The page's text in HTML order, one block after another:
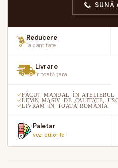
SUNĂ
Reducere
la cantitate
Livrare
în toată țara
FĂCUT MANUAL ÎN ATELIERUL
LEMN MASIV DE CALITATE,
LIVRĂM ÎN TOATĂ ROMÂNIA
Paletar
vezi culorile